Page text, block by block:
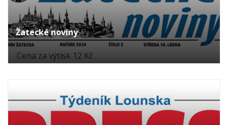
Žatecké noviny
Cena za výtisk 12 Kč